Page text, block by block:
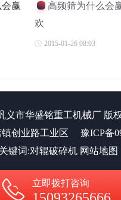
高频筛为什么会
欢
2015-01-26 08:03
义市华盛铭重工机械厂 版
创业路工业区
豫ICP备
键词:对辊破碎机 网站地图
立即拨打咨询